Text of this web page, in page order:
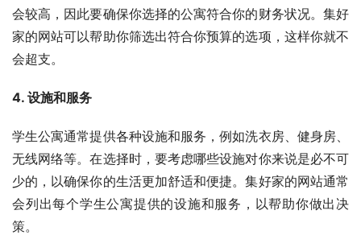
会较高，因此要确保你选择的公寓符合你的财务状况。集好
家的网站可以帮助你筛选出符合你预算的选项，这样你就不
会超支。
4. 设施和服务
学生公寓通常提供各种设施和服务，例如洗衣房、健身房、
无线网络等。在选择时，要考虑哪些设施对你来说是必不可
少的，以确保你的生活更加舒适和便捷。集好家的网站通常
会列出每个学生公寓提供的设施和服务，以帮助你做出决
策。